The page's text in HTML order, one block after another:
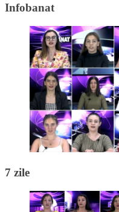
Infobanat
7 zile